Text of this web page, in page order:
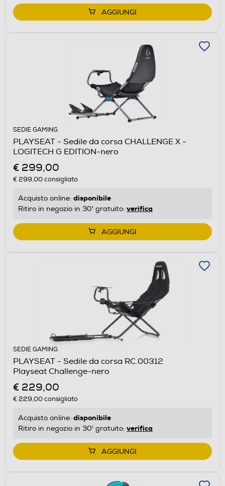
AGGIUNGI
SEDIE GAMING
PLAYSEAT - Sedile da corsa CHALLENGE X -
LOGITECH G EDITION-nero
€ 299,00
€ 299,00consigliato
Acquisto online: disponibile
Ritiro in negozio in 30' gratuito: verifica
AGGIUNGI
SEDIE GAMING
PLAYSEAT - Sedile da corsa RC.00312
Playseat Challenge-nero
€ 229,00
€ 229,00consigliato
Acquisto online: disponibile
Ritiro in negozio in 30' gratuito: verifica
AGGIUNGI